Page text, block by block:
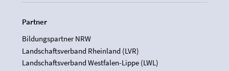
Partner
Bildungspartner NRW
Landschaftsverband Rheinland (LVR)
Landschaftsverband Westfalen-Lippe (LWL)